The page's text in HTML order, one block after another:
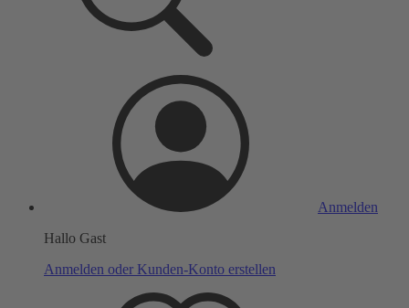
Anmelden
Hallo Gast
Anmelden oder Kunden-Konto erstellen